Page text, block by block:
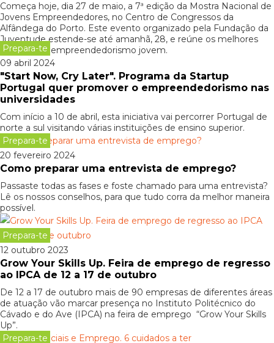
Começa hoje, dia 27 de maio, a 7ª edição da Mostra Nacional de
Jovens Empreendedores, no Centro de Congressos da
Alfândega do Porto. Este evento organizado pela Fundação da
Juventude estende-se até amanhã, 28, e reúne os melhores
projetos de empreendedorismo jovem.
Prepara-te
09 abril 2024
"Start Now, Cry Later". Programa da Startup
Portugal quer promover o empreendedorismo nas
universidades
Com início a 10 de abril, esta iniciativa vai percorrer Portugal de
norte a sul visitando várias instituições de ensino superior.
Prepara-te
20 fevereiro 2024
Como preparar uma entrevista de emprego?
Passaste todas as fases e foste chamado para uma entrevista?
Lê os nossos conselhos, para que tudo corra da melhor maneira
possível.
Prepara-te
12 outubro 2023
Grow Your Skills Up. Feira de emprego de regresso
ao IPCA de 12 a 17 de outubro
De 12 a 17 de outubro mais de 90 empresas de diferentes áreas
de atuação vão marcar presença no Instituto Politécnico do
Cávado e do Ave (IPCA) na feira de emprego “Grow Your Skills
Up”.
Prepara-te